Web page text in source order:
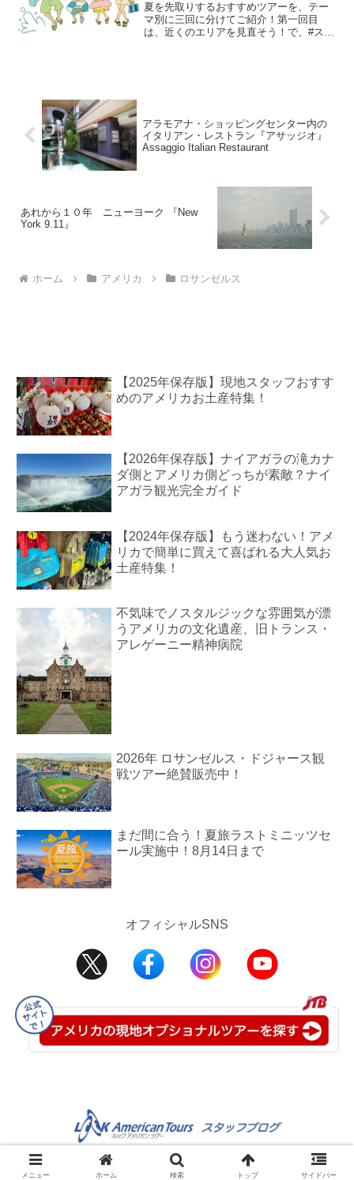
夏を先取りするおすすめツアーを、テー
マ別に三回に分けてご紹介！第一回目
は、近くのエリアを見直そう！で、#ステ
アラモアナ・ショッピングセンター内の
イタリアン・レストラン『アサッジオ』
Assaggio Italian Restaurant
あれから１０年 ニューヨーク 『New
York 9.11』
ホーム アメリカ ロサンゼルス
【2025年保存版】現地スタッフおすす
めのアメリカお土産特集！
【2026年保存版】ナイアガラの滝カナ
ダ側とアメリカ側どっちが素敵？ナイ
アガラ観光完全ガイド
【2024年保存版】もう迷わない！アメ
リカで簡単に買えて喜ばれる大人気お
土産特集！
不気味でノスタルジックな雰囲気が漂
うアメリカの文化遺産、旧トランス・
アレゲーニー精神病院
2026年 ロサンゼルス・ドジャース観
戦ツアー絶賛販売中！
まだ間に合う！夏旅ラストミニッツセ
ール実施中！8月14日まで
オフィシャルSNS
©2008-2025 JTB USA Inc.
メニュー ホーム 検索 トップ サイドバー